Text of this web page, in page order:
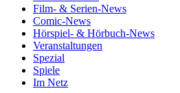
Film- & Serien-News
Comic-News
Hörspiel- & Hörbuch-News
Veranstaltungen
Spezial
Spiele
Im Netz